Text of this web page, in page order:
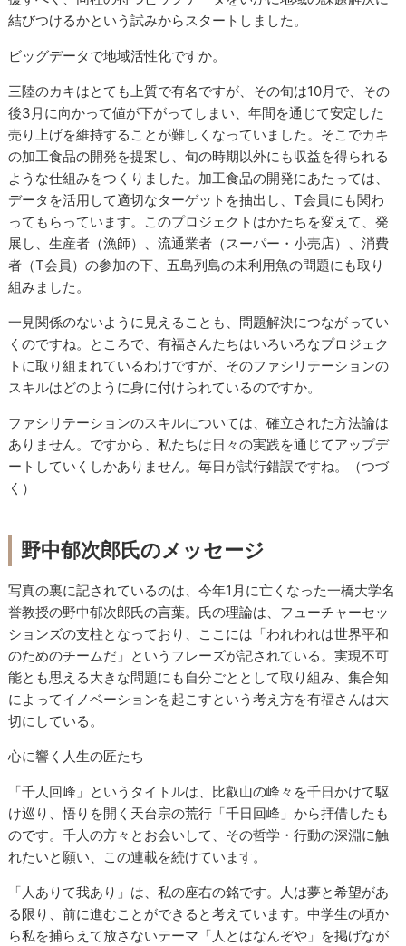
結びつけるかという試みからスタートしました。
ビッグデータで地域活性化ですか。
三陸のカキはとても上質で有名ですが、その旬は10月で、その
後3月に向かって値が下がってしまい、年間を通じて安定した
売り上げを維持することが難しくなっていました。そこでカキ
の加工食品の開発を提案し、旬の時期以外にも収益を得られる
ような仕組みをつくりました。加工食品の開発にあたっては、
データを活用して適切なターゲットを抽出し、T会員にも関わ
ってもらっています。このプロジェクトはかたちを変えて、発
展し、生産者（漁師）、流通業者（スーパー・小売店）、消費
者（T会員）の参加の下、五島列島の未利用魚の問題にも取り
組みました。
一見関係のないように見えることも、問題解決につながってい
くのですね。ところで、有福さんたちはいろいろなプロジェク
トに取り組まれているわけですが、そのファシリテーションの
スキルはどのように身に付けられているのですか。
ファシリテーションのスキルについては、確立された方法論は
ありません。ですから、私たちは日々の実践を通じてアップデ
ートしていくしかありません。毎日が試行錯誤ですね。（つづ
く）
野中郁次郎氏のメッセージ
写真の裏に記されているのは、今年1月に亡くなった一橋大学名
誉教授の野中郁次郎氏の言葉。氏の理論は、フューチャーセッ
ションズの支柱となっており、ここには「われわれは世界平和
のためのチームだ」というフレーズが記されている。実現不可
能とも思える大きな問題にも自分ごととして取り組み、集合知
によってイノベーションを起こすという考え方を有福さんは大
切にしている。
心に響く人生の匠たち
「千人回峰」というタイトルは、比叡山の峰々を千日かけて駆
け巡り、悟りを開く天台宗の荒行「千日回峰」から拝借したも
のです。千人の方々とお会いして、その哲学・行動の深淵に触
れたいと願い、この連載を続けています。
「人ありて我あり」は、私の座右の銘です。人は夢と希望があ
る限り、前に進むことができると考えています。中学生の頃か
ら私を捕らえて放さないテーマ「人とはなんぞや」を掲げなが